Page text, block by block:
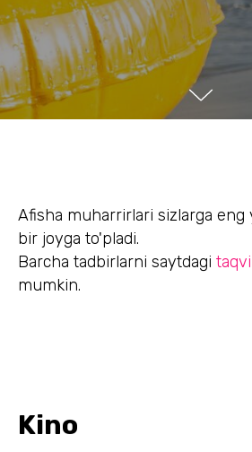
Afisha muharrirlari sizlarga eng
bir joyga to'pladi.
Barcha tadbirlarni saytdagi
mumkin.
Kino